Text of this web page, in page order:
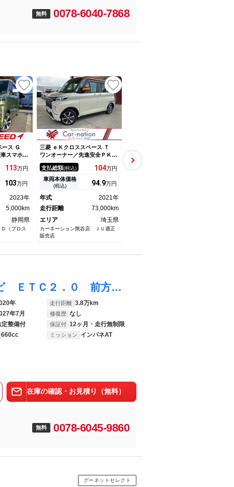
無料 0078-6040-7868
ース Ｇ
スマホ連
ンドビュ
ンシーブ
アダプテ
スラスマ
デジタル
113万円
103万円
2023年
5,000km
静岡県
（プロス
三菱 ｅＫクロススペース Ｔ
ワンオーナー／先進安全ＰＫＧ
（デジタルインナーミラー／マ
ルチアラウンドモニター）／ｅ
－アシスト（予防安全技術）／
両側ハンズフリーパワスラドア
ートヒーター／純正９型ナビ
支払総額(税込) 104万円
車両本体価格
(税込) 94.9万円
年式
2021年
走行距離
73,000km
エリア
埼玉県
カーネーション熊谷店 ＪＵ適正
販売店
ターボ デジタルミラー マル
チアラウンドモニター ｅ－Ａ
ｓｓｉｓｔ マイパイロット
支払総額
ｅＫクロススペース Ｔ ９インチ純正ナビ ＥＴＣ２．０ 前方ドラレコ マイパイロット アラウンドモニター 片側電動スライドドア ＬＥＤヘッドライト シートヒーター スマートキー
年 走行距離 3.8万km
年7月 修復歴 なし
定整備付 保証付 12ヶ月・走行無制限
660cc ミッション インパネAT
在庫の確認・お見積り（無料）
無料 0078-6045-9860
グーネットセレクト